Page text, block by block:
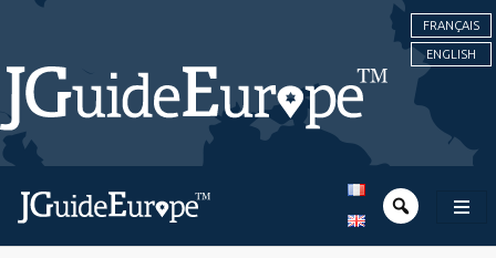
FRANÇAIS
ENGLISH